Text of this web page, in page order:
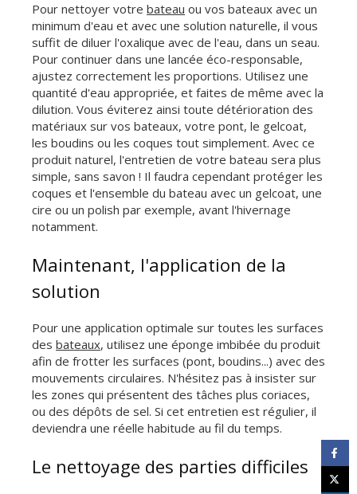
Pour nettoyer votre bateau ou vos bateaux avec un
minimum d'eau et avec une solution naturelle, il vous
suffit de diluer l'oxalique avec de l'eau, dans un seau.
Pour continuer dans une lancée éco-responsable,
ajustez correctement les proportions. Utilisez une
quantité d'eau appropriée, et faites de même avec la
dilution. Vous éviterez ainsi toute détérioration des
matériaux sur vos bateaux, votre pont, le gelcoat,
les boudins ou les coques tout simplement. Avec ce
produit naturel, l'entretien de votre bateau sera plus
simple, sans savon ! Il faudra cependant protéger les
coques et l'ensemble du bateau avec un gelcoat, une
cire ou un polish par exemple, avant l'hivernage
notamment.
Maintenant, l'application de la
solution
Pour une application optimale sur toutes les surfaces
des bateaux, utilisez une éponge imbibée du produit
afin de frotter les surfaces (pont, boudins...) avec des
mouvements circulaires. N'hésitez pas à insister sur
les zones qui présentent des tâches plus coriaces,
ou des dépôts de sel. Si cet entretien est régulier, il
deviendra une réelle habitude au fil du temps.
Le nettoyage des parties difficiles